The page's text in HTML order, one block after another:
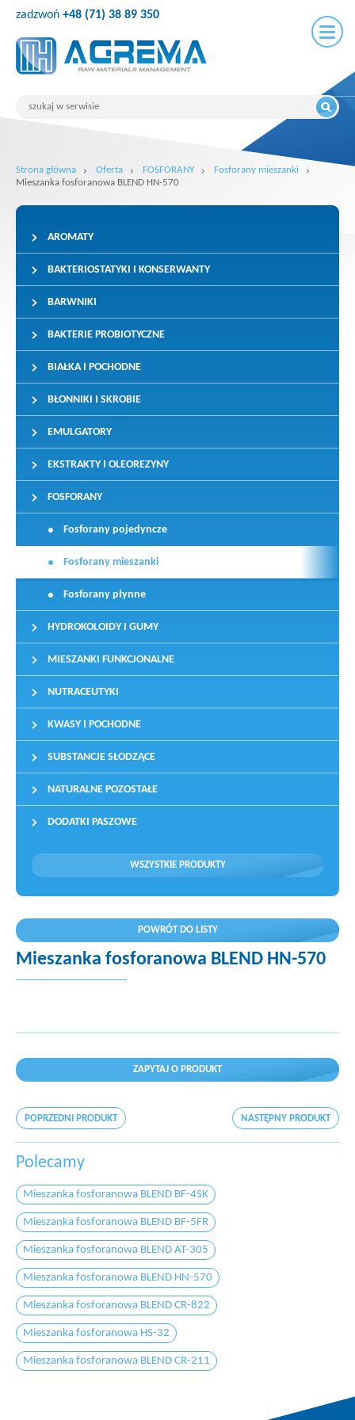
zadzwoń +48 (71) 38 89 350
Strona główna Oferta FOSFORANY
Fosforany mieszanki
Mieszanka fosforanowa BLEND HN-570
AROMATY
BAKTERIOSTATYKI I KONSERWANTY
BARWNIKI
BAKTERIE PROBIOTYCZNE
BIAŁKA I POCHODNE
BŁONNIKI I SKROBIE
EMULGATORY
EKSTRAKTY I OLEOREZYNY
FOSFORANY
Fosforany pojedyncze
Fosforany mieszanki
Fosforany płynne
HYDROKOLOIDY I GUMY
MIESZANKI FUNKCJONALNE
NUTRACEUTYKI
KWASY I POCHODNE
SUBSTANCJE SŁODZĄCE
NATURALNE POZOSTAŁE
DODATKI PASZOWE
WSZYSTKIE PRODUKTY
POWRÓT DO LISTY
Mieszanka fosforanowa BLEND HN-570
ZAPYTAJ O PRODUKT
POPRZEDNI PRODUKT NASTĘPNY PRODUKT
Polecamy
Mieszanka fosforanowa BLEND BF-4SK
Mieszanka fosforanowa BLEND BF-5FR
Mieszanka fosforanowa BLEND AT-305
Mieszanka fosforanowa BLEND HN-570
Mieszanka fosforanowa BLEND CR-822
Mieszanka fosforanowa HS-32
Mieszanka fosforanowa BLEND CR-211